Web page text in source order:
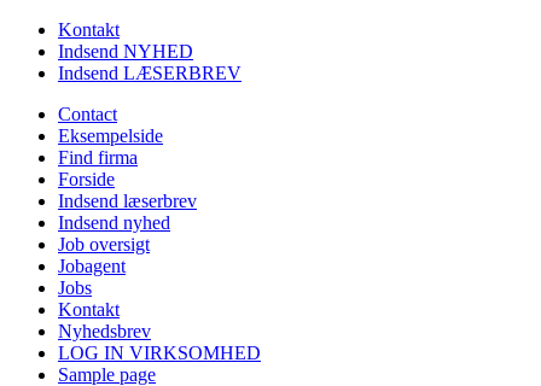
Kontakt
Indsend NYHED
Indsend LÆSERBREV
Contact
Eksempelside
Find firma
Forside
Indsend læserbrev
Indsend nyhed
Job oversigt
Jobagent
Jobs
Kontakt
Nyhedsbrev
LOG IN VIRKSOMHED
Sample page